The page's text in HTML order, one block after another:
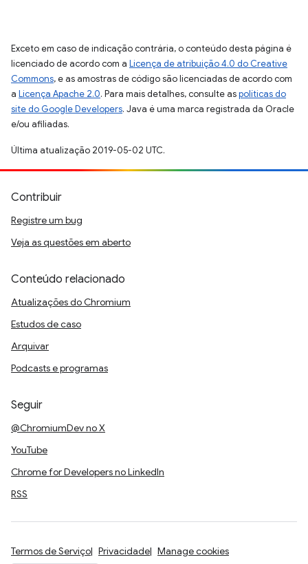
Exceto em caso de indicação contrária, o conteúdo desta página é
licenciado de acordo com a Licença de atribuição 4.0 do Creative
Commons, e as amostras de código são licenciadas de acordo com
a Licença Apache 2.0. Para mais detalhes, consulte aspolíticas do
site do Google Developers. Java é uma marca registrada da Oracle
e/ou afiliadas.
Última atualização 2019-05-02 UTC.
Contribuir
Registre um bug
Veja as questões em aberto
Conteúdo relacionado
Atualizações do Chromium
Estudos de caso
Arquivar
Podcasts e programas
Seguir
@ChromiumDev no X
YouTube
Chrome for Developers no LinkedIn
RSS
Termos de Serviço Privacidade Manage cookies